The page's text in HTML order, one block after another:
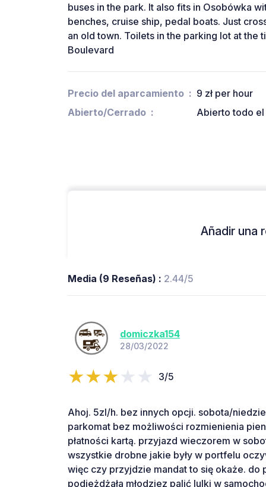
buses in the park. It also fits in Osobówka
benches, cruise ship, pedal boats. Just
an old town. Toilets in the parking lot at the
Boulevard
Precio del aparcamiento
9 zł per hour
Abierto/Cerrado
Abierto todo el
Añadir una
Media (9 Reseñas) : 2.44/5
domiczka154
28/03/2022
3/5
Ahoj. 5zl/h. bez innych opcji. sobota/
parkomat bez możliwości rozmienienia
płatności kartą. przyjazd wieczorem w
wszystkie drobne jakie były w portfelu
więc czy przyjdzie mandat to się okaże. do
podjeżdżała młodziez palić lulki w